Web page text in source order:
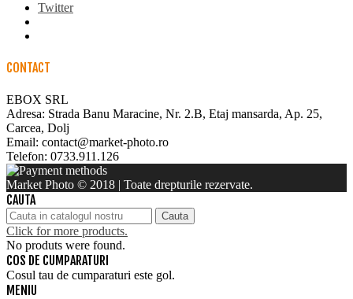
Twitter
CONTACT
EBOX SRL
Adresa: Strada Banu Maracine, Nr. 2.B, Etaj mansarda, Ap. 25,
Carcea, Dolj
Email: contact@market-photo.ro
Telefon: 0733.911.126
Market Photo © 2018 | Toate drepturile rezervate.
CAUTA
Cauta
Click for more products.
No produts were found.
COS DE CUMPARATURI
Cosul tau de cumparaturi este gol.
MENIU